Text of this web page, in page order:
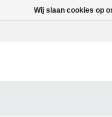
Wij slaan cookies op